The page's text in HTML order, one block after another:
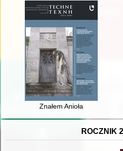
Znałem Anioła
ROCZNIK